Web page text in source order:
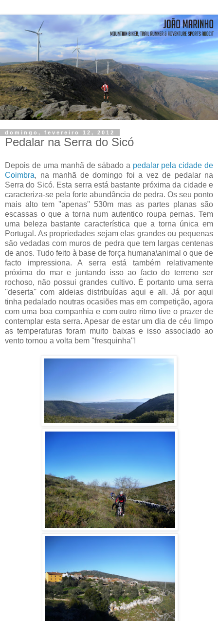
domingo, fevereiro 12, 2012
Pedalar na Serra do Sicó
Depois de uma manhã de sábado a pedalar pela cidade de
Coimbra, na manhã de domingo foi a vez de pedalar na
Serra do Sicó. Esta serra está bastante próxima da cidade e
caracteriza-se pela forte abundância de pedra. Os seu ponto
mais alto tem ''apenas'' 530m mas as partes planas são
escassas o que a torna num autentico roupa pernas. Tem
uma beleza bastante característica que a torna única em
Portugal. As propriedades sejam elas grandes ou pequenas
são vedadas com muros de pedra que tem largas centenas
de anos. Tudo feito à base de força humana\animal o que de
facto impressiona. A serra está também relativamente
próxima do mar e juntando isso ao facto do terreno ser
rochoso, não possui grandes cultivo. É portanto uma serra
''deserta'' com aldeias distribuídas aqui e ali. Já por aqui
tinha pedalado noutras ocasiões mas em competição, agora
com uma boa companhia e com outro ritmo tive o prazer de
contemplar esta serra. Apesar de estar um dia de céu limpo
as temperaturas foram muito baixas e isso associado ao
vento tornou a volta bem ''fresquinha''!